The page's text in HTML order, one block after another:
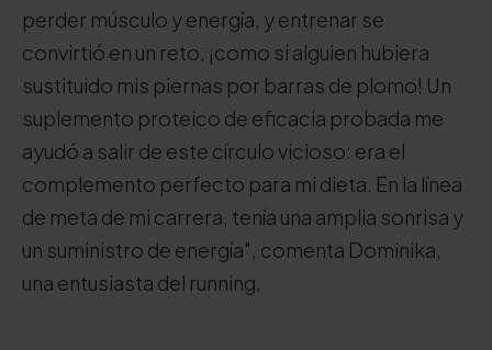
perder músculo y energía, y entrenar se
convirtió en un reto, ¡como si alguien hubiera
sustituido mis piernas por barras de plomo! Un
suplemento proteico de eficacia probada me
ayudó a salir de este círculo vicioso: era el
complemento perfecto para mi dieta. En la línea
de meta de mi carrera, tenía una amplia sonrisa y
un suministro de energía", comenta Dominika,
una entusiasta del running.